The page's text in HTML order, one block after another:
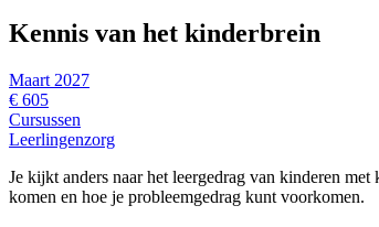
Kennis van het kinderbrein
Maart 2027
€ 605
Cursussen
Leerlingenzorg
Je kijkt anders naar het leergedrag van kinderen
komen en hoe je probleemgedrag kunt voorkomen.